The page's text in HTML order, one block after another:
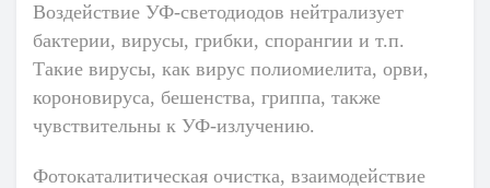
Воздействие УФ-светодиодов нейтрализует
бактерии, вирусы, грибки, спорангии и т.п.
Такие вирусы, как вирус полиомиелита, орви,
короновируса, бешенства, гриппа, также
чувствительны к УФ-излучению.
Фотокаталитическая очистка, взаимодействие